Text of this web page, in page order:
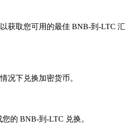
获取您可用的最佳 BNB-到-LTC 汇
况下兑换加密货币。
的 BNB-到-LTC 兑换。